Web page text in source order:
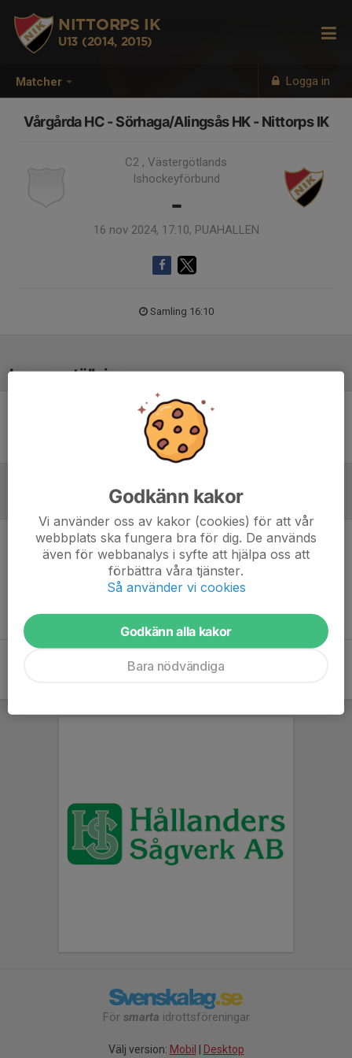
Matcher Logga in
NITTORPS IK
U13 (2014, 2015)
Vårgårda HC - Sörhaga/Alingsås HK - Nittorps IK
C2 , Västergötlands
Ishockeyförbund
-
16 nov 2024, 17:10, PUAHALLEN
Samling 16:10
Laguppställning
Ingen uppställning ifylld
Inget referat skrivet
För smarta idrottsföreningar
Välj version: Mobil Desktop
Godkänn kakor
Vi använder oss av kakor (cookies) för att vår
webbplats ska fungera bra för dig. De används
även för webbanalys i syfte att hjälpa oss att
förbättra våra tjänster.
Så använder vi cookies
Godkänn alla kakor
Bara nödvändiga